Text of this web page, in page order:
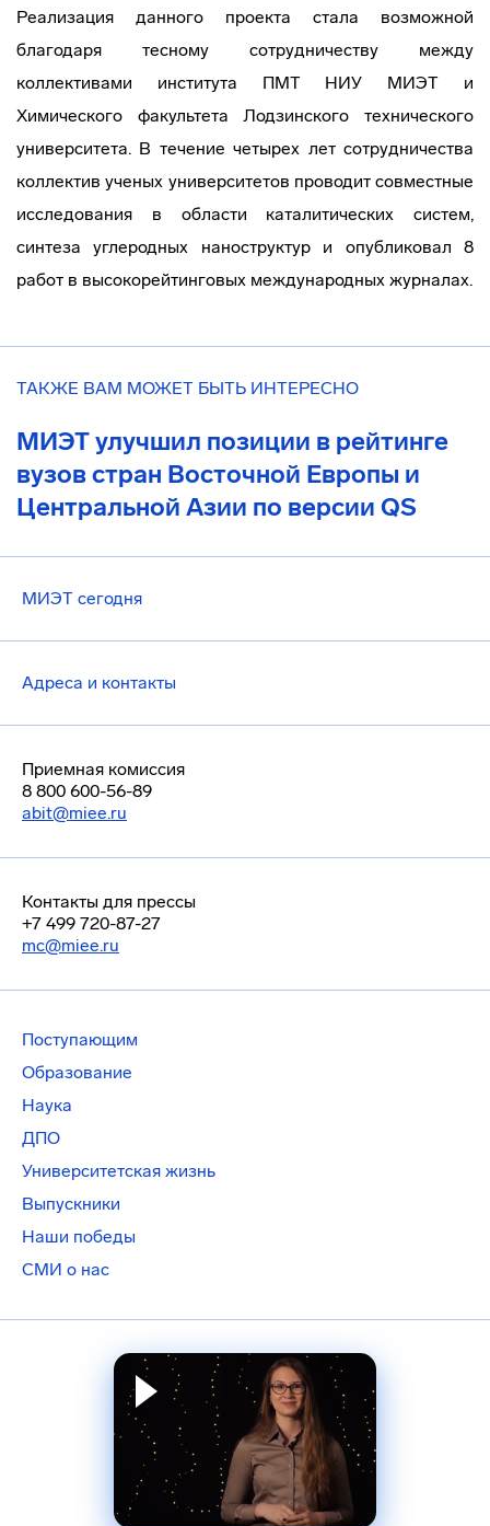
Реализация данного проекта стала возможной
благодаря тесному сотрудничеству между
коллективами института ПМТ НИУ МИЭТ и
Химического факультета Лодзинского технического
университета. В течение четырех лет сотрудничества
коллектив ученых университетов проводит совместные
исследования в области каталитических систем,
синтеза углеродных наноструктур и опубликовал 8
работ в высокорейтинговых международных журналах.
ТАКЖЕ ВАМ МОЖЕТ БЫТЬ ИНТЕРЕСНО
МИЭТ улучшил позиции в рейтинге
вузов стран Восточной Европы и
Центральной Азии по версии QS
МИЭТ сегодня
Адреса и контакты
Приемная комиссия
8 800 600-56-89
abit@miee.ru
Контакты для прессы
+7 499 720-87-27
mc@miee.ru
Поступающим
Образование
Наука
ДПО
Университетская жизнь
Выпускники
Наши победы
СМИ о нас